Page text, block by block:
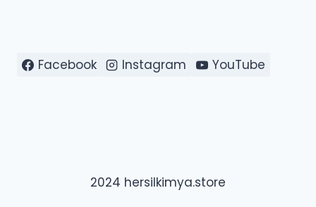
Facebook Instagram YouTube
2024 hersilkimya.store